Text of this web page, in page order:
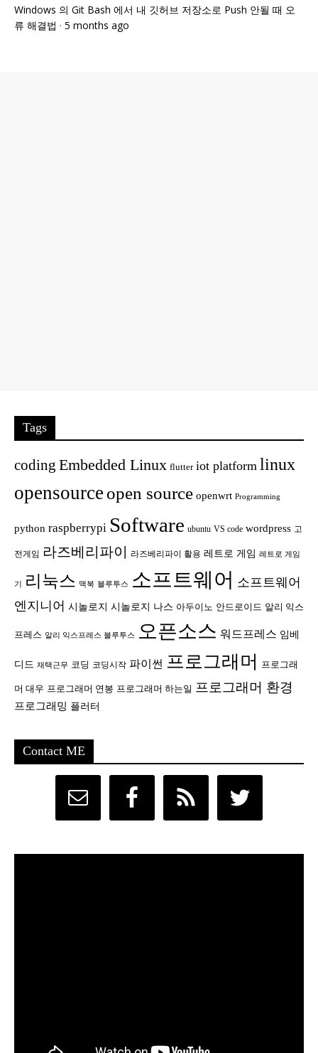
Windows 의 Git Bash 에서 내 깃허브 저장소로 Push 안될 때 오
류 해결법 · 5 months ago
Tags
coding Embedded Linux flutter iot platform linux
opensource open source openwrt Programming
python raspberrypi Software ubuntu VS code wordpress 고
전게임 라즈베리파이 라즈베리파이 활용 레트로 게임 레트로 게임
기 리눅스 맥북 블루투스 소프트웨어 소프트웨어
엔지니어 시놀로지 시놀로지 나스 아두이노 안드로이드 알리 익스
프레스 알리 익스프레스 블루투스 오픈소스 워드프레스 임베
디드 재택근무 코딩 코딩시작 파이썬 프로그래머 프로그래
머 대우 프로그래머 연봉 프로그래머 하는일 프로그래머 환경
프로그래밍 플러터
Contact ME